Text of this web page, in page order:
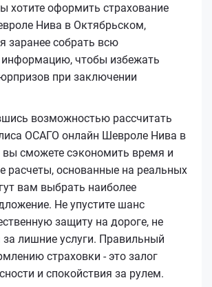
хотите оформить страхование
Нива в Октябрьском,
заранее собрать всю
чтобы избежать
при заключении
возможностью рассчитать
ОСАГО онлайн Шевроле Нива в
сможете сэкономить время и
расчеты, основанные на реальных
вам выбрать наиболее
Не упустите шанс
защиту на дороге, не
за лишние услуги. Правильный
страховки - это залог
и спокойствия за рулем.